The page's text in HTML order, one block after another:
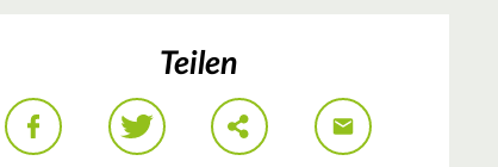
Teilen